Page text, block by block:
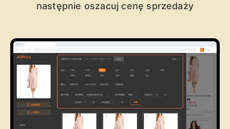
następnie oszacuj cenę sprzedaży